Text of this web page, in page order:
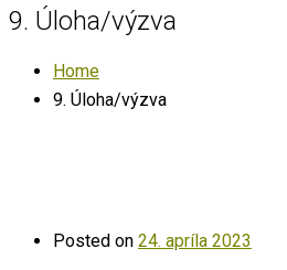
9. Úloha/výzva
Home
9. Úloha/výzva
Posted on 24. apríla 2023